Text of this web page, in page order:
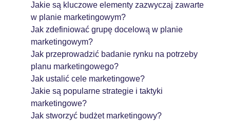
Jakie są kluczowe elementy zazwyczaj zawarte
w planie marketingowym?
Jak zdefiniować grupę docelową w planie
marketingowym?
Jak przeprowadzić badanie rynku na potrzeby
planu marketingowego?
Jak ustalić cele marketingowe?
Jakie są popularne strategie i taktyki
marketingowe?
Jak stworzyć budżet marketingowy?